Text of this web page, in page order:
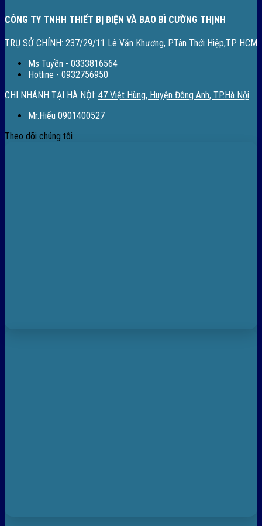
CÔNG TY TNHH THIẾT BỊ ĐIỆN VÀ BAO BÌ CƯỜNG THỊNH
TRỤ SỞ CHÍNH: 237/29/11 Lê Văn Khương, P.Tân Thới Hiệp,TP HCM
Ms Tuyền - 0333816564
Hotline - 0932756950
CHI NHÁNH TẠI HÀ NỘI: 47 Việt Hùng, Huyện Đông Anh, TP.Hà Nội
Mr.Hiếu 0901400527
Theo dõi chúng tôi